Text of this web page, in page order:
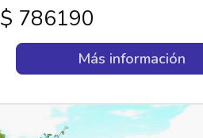
$ 786190
Más información